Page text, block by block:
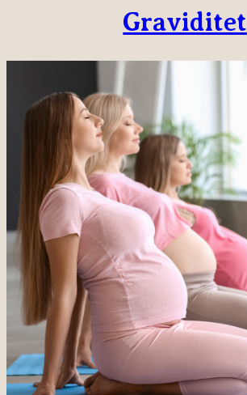
Graviditet